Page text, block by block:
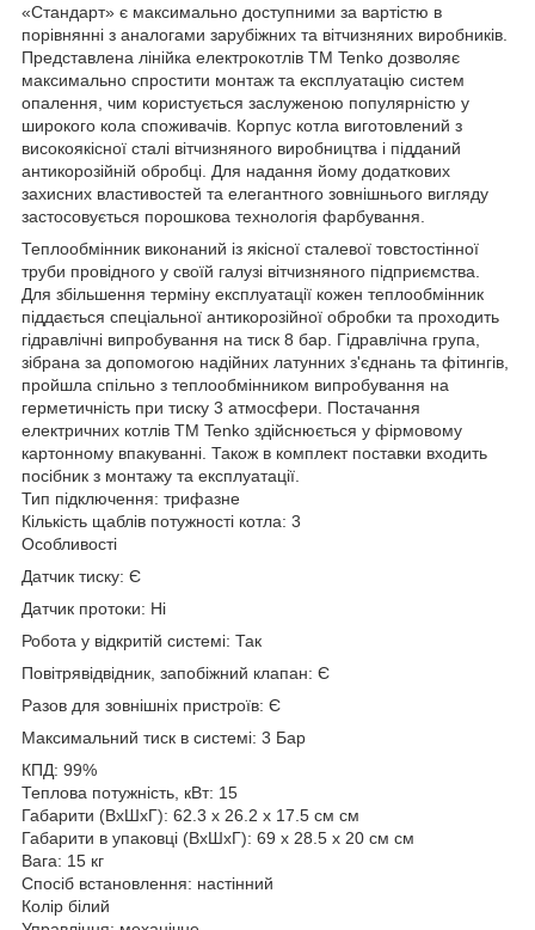
«Стандарт» є максимально доступними за вартістю в
порівнянні з аналогами зарубіжних та вітчизняних виробників.
Представлена лінійка електрокотлів ТМ Tenko дозволяє
максимально спростити монтаж та експлуатацію систем
опалення, чим користується заслуженою популярністю у
широкого кола споживачів. Корпус котла виготовлений з
високоякісної сталі вітчизняного виробництва і підданий
антикорозійній обробці. Для надання йому додаткових
захисних властивостей та елегантного зовнішнього вигляду
застосовується порошкова технологія фарбування.
Теплообмінник виконаний із якісної сталевої товстостінної
труби провідного у своїй галузі вітчизняного підприємства.
Для збільшення терміну експлуатації кожен теплообмінник
піддається спеціальної антикорозійної обробки та проходить
гідравлічні випробування на тиск 8 бар. Гідравлічна група,
зібрана за допомогою надійних латунних з'єднань та фітингів,
пройшла спільно з теплообмінником випробування на
герметичність при тиску 3 атмосфери. Постачання
електричних котлів ТМ Tenko здійснюється у фірмовому
картонному впакуванні. Також в комплект поставки входить
посібник з монтажу та експлуатації.
Тип підключення: трифазне
Кількість щаблів потужності котла: 3
Особливості
Датчик тиску: Є
Датчик протоки: Ні
Робота у відкритій системі: Так
Повітрявідвідник, запобіжний клапан: Є
Разов для зовнішніх пристроїв: Є
Максимальний тиск в системі: 3 Бар
КПД: 99%
Теплова потужність, кВт: 15
Габарити (ВхШхГ): 62.3 х 26.2 х 17.5 см см
Габарити в упаковці (ВхШхГ): 69 х 28.5 х 20 см см
Вага: 15 кг
Спосіб встановлення: настінний
Колір білий